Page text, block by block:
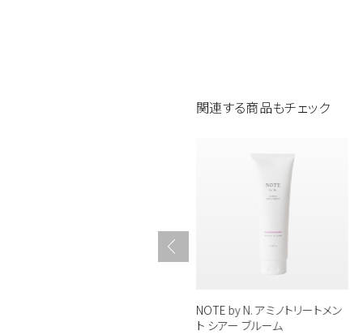
関連する商品もチェック
NOTE by N. アミノトリートメン
ト シアー ブルーム